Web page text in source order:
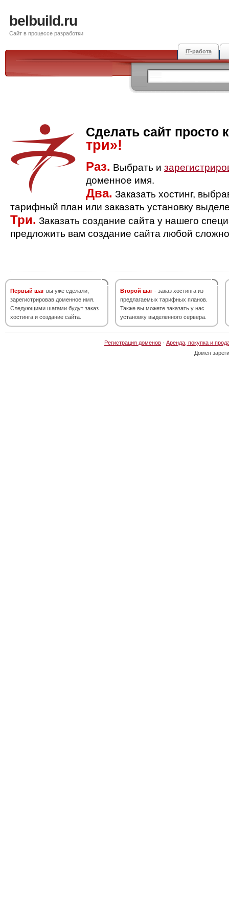
belbuild.ru
Сайт в процессе разработки
IT-работа
Сделать сайт просто
три»!
Раз. Выбрать и
доменное имя.
Два. Заказать хостинг,
тарифный план или заказать установку
Три. Заказать создание сайта у нашего
предложить вам создание сайта любой
Первый шаг вы уже сделали,
зарегистрировав доменное имя.
Следующими шагами будут заказ
хостинга и создание сайта.
Второй шаг - заказ хостинга из
предлагаемых тарифных планов.
Также вы можете заказать у нас
установку выделенного сервера.
Регистрация доменов · Аренда, покупка и
Домен